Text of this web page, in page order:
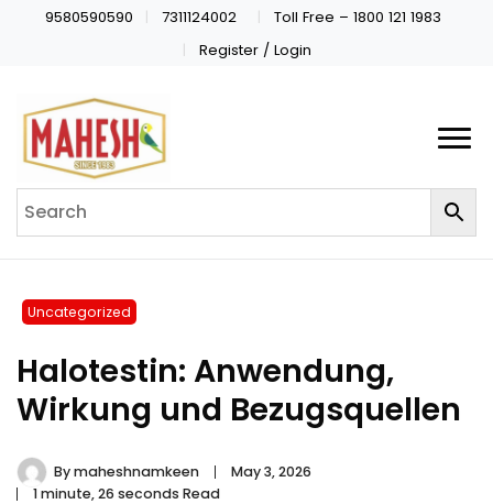
9580590590 7311124002
Toll Free – 1800 121 1983
Register / Login
Uncategorized
Halotestin: Anwendung,
Wirkung und Bezugsquellen
Bymaheshnamkeen
May 3, 2026
1 minute, 26 seconds Read